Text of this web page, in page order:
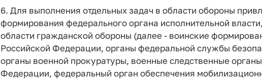
6. Для выполнения отдельных задач в области обороны
формирования федерального органа исполнительной
области гражданской обороны (далее - воинские
Российской Федерации, органы федеральной службы
органы военной прокуратуры, военные следственные
Федерации, федеральный орган обеспечения